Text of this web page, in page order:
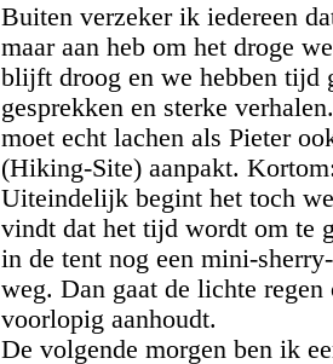
Buiten verzeker ik iedereen
maar aan heb om het droge
blijft droog en we hebben tijd
gesprekken en sterke
moet echt lachen als Pieter
(Hiking-Site) aanpakt.
Uiteindelijk begint het toch
vindt dat het tijd wordt om te
in de tent nog een mini-
weg. Dan gaat de lichte
voorlopig aanhoudt.
De volgende morgen ben ik